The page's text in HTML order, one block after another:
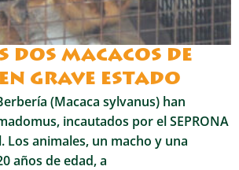
dos macacos de
grave estado
(Macaca sylvanus) han
incautados por el SEPRONA
Los animales, un macho y una
años de edad, a